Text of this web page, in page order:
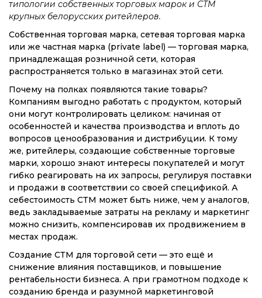
типологии собственных торговых марок и СТМ
крупных белорусских ритейлеров.
Собственная торговая марка, сетевая торговая марка
или же частная марка (private label) — торговая марка,
принадлежащая розничной сети, которая
распространяется только в магазинах этой сети.
Почему на полках появляются такие товары?
Компаниям выгодно работать с продуктом, который
они могут контролировать целиком: начиная от
особенностей и качества производства и вплоть до
вопросов ценообразования и дистрибуции. К тому
же, ритейлеры, создающие собственные торговые
марки, хорошо знают интересы покупателей и могут
гибко реагировать на их запросы, регулируя поставки
и продажи в соответствии со своей спецификой. А
себестоимость СТМ может быть ниже, чем у аналогов,
ведь закладываемые затраты на рекламу и маркетинг
можно снизить, компенсировав их продвижением в
местах продаж.
Создание СТМ для торговой сети — это ещё и
снижение влияния поставщиков, и повышение
рентабельности бизнеса. А при грамотном подходе к
созданию бренда и разумной маркетинговой